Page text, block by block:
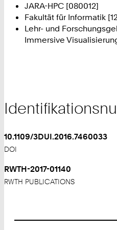
JARA-HPC [080012]
Fakultät für Informatik
Lehr- und
Immersive
10.1109/3DUI.2016.7460033
DOI
RWTH-2017-01140
RWTH PUBLICATIONS